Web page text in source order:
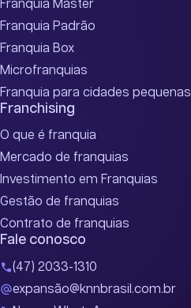
Franquia Master
Franquia Padrão
Franquia Box
Microfranquias
Franquia para cidades pequenas
Franchising
O que é franquia
Mercado de franquias
Investimento em Franquias
Gestão de franquias
Contrato de franquias
Fale conosco
(47) 2033-1310
expansão@knnbrasil.com.br